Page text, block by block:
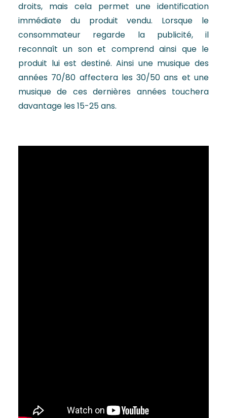
droits, mais cela permet une identification
immédiate du produit vendu. Lorsque le
consommateur regarde la publicité, il
reconnaît un son et comprend ainsi que le
produit lui est destiné. Ainsi une musique des
années 70/80 affectera les 30/50 ans et une
musique de ces dernières années touchera
davantage les 15-25 ans.